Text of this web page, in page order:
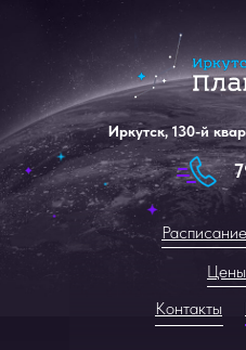
Иркутск, 130-й
Расписание
Цены
Контакты